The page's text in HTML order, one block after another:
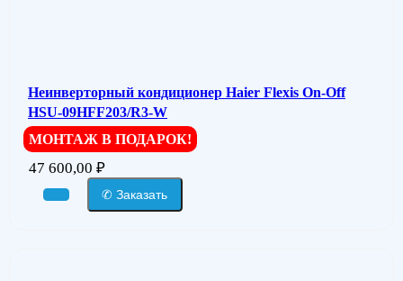
Неинверторный кондиционер Haier Flexis On-Off
HSU-09HFF203/R3-W
МОНТАЖ В ПОДАРОК!
47 600,00 ₽
✆ Заказать